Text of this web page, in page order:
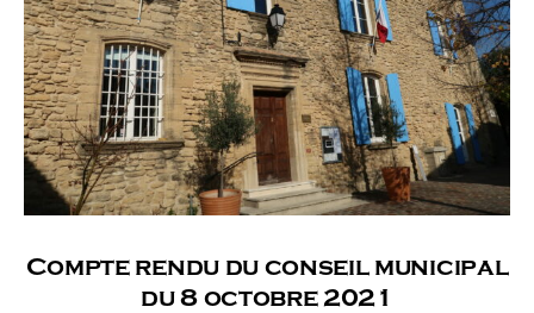
Compte rendu du conseil municipal
du 8 octobre 2021